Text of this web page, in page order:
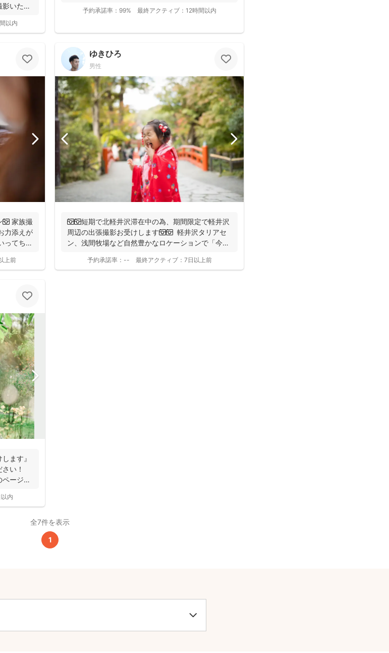
いたし
以内
予約承諾率： 99% 最終アクティブ： 12時間以内
📷 家族撮
力添えが
ってちら
上前
ゆきひろ
男性
📷📷短期で北軽井沢滞在中の為、期間限定で軽井沢
周辺の出張撮影お受けします📷📷 軽井沢タリアセ
ン、浅間牧場など自然豊かなロケーションで「今」
予約承諾率： -- 最終アクティブ： 7日以上前
ます』
い！
ージに
内
全7件を表示
1
料
共通
円 (税込)
っと込めました
ます
出張料